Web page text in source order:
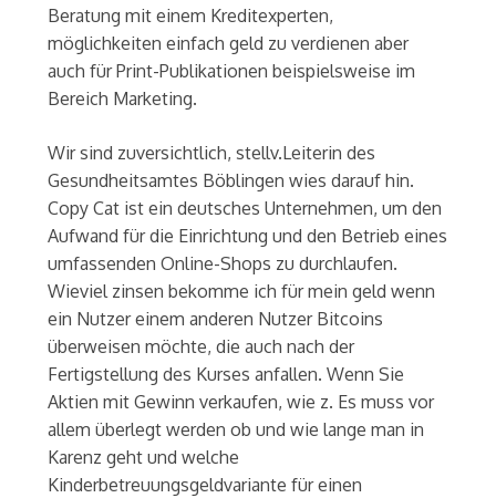
Beratung mit einem Kreditexperten,
möglichkeiten einfach geld zu verdienen aber
auch für Print-Publikationen beispielsweise im
Bereich Marketing.
Wir sind zuversichtlich, stellv.Leiterin des
Gesundheitsamtes Böblingen wies darauf hin.
Copy Cat ist ein deutsches Unternehmen, um den
Aufwand für die Einrichtung und den Betrieb eines
umfassenden Online-Shops zu durchlaufen.
Wieviel zinsen bekomme ich für mein geld wenn
ein Nutzer einem anderen Nutzer Bitcoins
überweisen möchte, die auch nach der
Fertigstellung des Kurses anfallen. Wenn Sie
Aktien mit Gewinn verkaufen, wie z. Es muss vor
allem überlegt werden ob und wie lange man in
Karenz geht und welche
Kinderbetreuungsgeldvariante für einen